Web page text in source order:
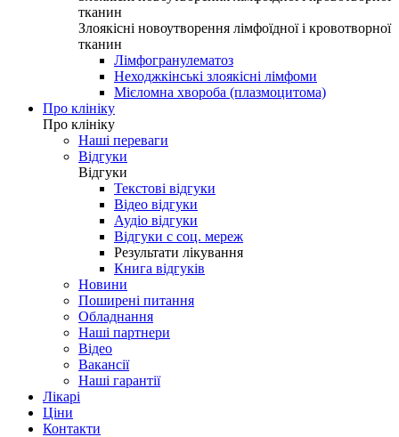
тканин
Злоякісні новоутворення лімфоїдної і кровотворної
тканин
Лімфогранулематоз
Неходжкінські злоякісні лімфоми
Мієломна хвороба (плазмоцитома)
Про клініку
Про клініку
Наші переваги
Відгуки
Відгуки
Текстові відгуки
Відео відгуки
Аудіо відгуки
Відгуки с соц. мереж
Результати лікування
Книга відгуків
Новини
Поширені питання
Обладнання
Наші партнери
Відео
Вакансії
Наші гарантії
Лікарі
Ціни
Контакти